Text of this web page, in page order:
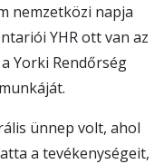
nemzetközi napja
YHR ott van az
Yorki Rendőrség
ünnep volt, ahol
a tevékenységeit,